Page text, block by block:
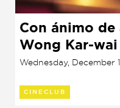
Con ánimo
Wong Kar-wai
Wednesday, December
CINECLUB